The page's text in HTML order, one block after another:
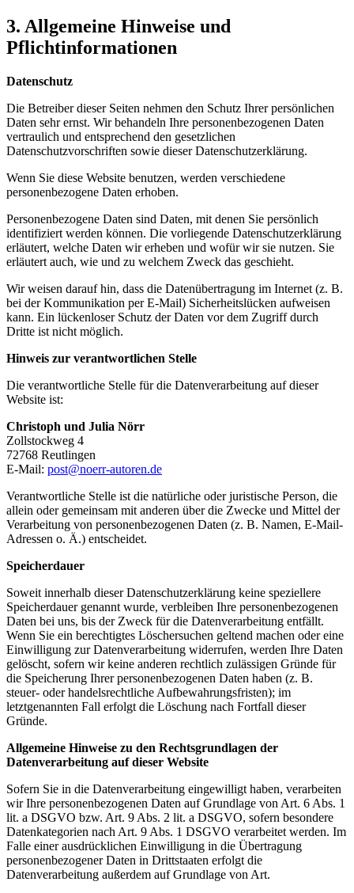
3. Allgemeine Hinweise und
Pflichtinformationen
Datenschutz
Die Betreiber dieser Seiten nehmen den Schutz Ihrer persönlichen
Daten sehr ernst. Wir behandeln Ihre personenbezogenen Daten
vertraulich und entsprechend den gesetzlichen
Datenschutzvorschriften sowie dieser Datenschutzerklärung.
Wenn Sie diese Website benutzen, werden verschiedene
personenbezogene Daten erhoben.
Personenbezogene Daten sind Daten, mit denen Sie persönlich
identifiziert werden können. Die vorliegende Datenschutzerklärung
erläutert, welche Daten wir erheben und wofür wir sie nutzen. Sie
erläutert auch, wie und zu welchem Zweck das geschieht.
Wir weisen darauf hin, dass die Datenübertragung im Internet (z. B.
bei der Kommunikation per E-Mail) Sicherheitslücken aufweisen
kann. Ein lückenloser Schutz der Daten vor dem Zugriff durch
Dritte ist nicht möglich.
Hinweis zur verantwortlichen Stelle
Die verantwortliche Stelle für die Datenverarbeitung auf dieser
Website ist:
Christoph und Julia Nörr
Zollstockweg 4
72768 Reutlingen
E-Mail: post@noerr-autoren.de
Verantwortliche Stelle ist die natürliche oder juristische Person, die
allein oder gemeinsam mit anderen über die Zwecke und Mittel der
Verarbeitung von personenbezogenen Daten (z. B. Namen, E-Mail-
Adressen o. Ä.) entscheidet.
Speicherdauer
Soweit innerhalb dieser Datenschutzerklärung keine speziellere
Speicherdauer genannt wurde, verbleiben Ihre personenbezogenen
Daten bei uns, bis der Zweck für die Datenverarbeitung entfällt.
Wenn Sie ein berechtigtes Löschersuchen geltend machen oder eine
Einwilligung zur Datenverarbeitung widerrufen, werden Ihre Daten
gelöscht, sofern wir keine anderen rechtlich zulässigen Gründe für
die Speicherung Ihrer personenbezogenen Daten haben (z. B.
steuer- oder handelsrechtliche Aufbewahrungsfristen); im
letztgenannten Fall erfolgt die Löschung nach Fortfall dieser
Gründe.
Allgemeine Hinweise zu den Rechtsgrundlagen der
Datenverarbeitung auf dieser Website
Sofern Sie in die Datenverarbeitung eingewilligt haben, verarbeiten
wir Ihre personenbezogenen Daten auf Grundlage von Art. 6 Abs. 1
lit. a DSGVO bzw. Art. 9 Abs. 2 lit. a DSGVO, sofern besondere
Datenkategorien nach Art. 9 Abs. 1 DSGVO verarbeitet werden. Im
Falle einer ausdrücklichen Einwilligung in die Übertragung
personenbezogener Daten in Drittstaaten erfolgt die
Datenverarbeitung außerdem auf Grundlage von Art.